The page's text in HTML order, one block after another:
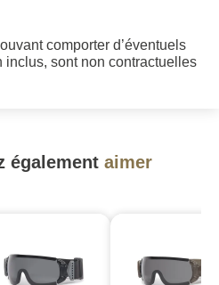
comporter d’éventuels
sont non contractuelles
également aimer